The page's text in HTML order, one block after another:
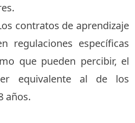
contratos de aprendizaje
regulaciones específicas
que pueden percibir, el
equivalente al de los
años.